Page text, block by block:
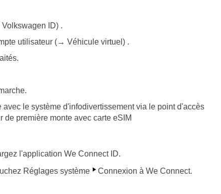
ID) .
utilisateur (→ Véhicule virtuel) .
le système d'infodivertissement via le point d'accès
première monte avec carte eSIM
l'application We Connect ID.
Réglages système
Connexion à We Connect.